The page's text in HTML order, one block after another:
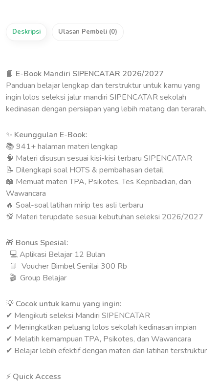
Deskripsi Ulasan Pembeli (0)
📘 E-Book Mandiri SIPENCATAR 2026/2027
Panduan belajar lengkap dan terstruktur untuk kamu yang
ingin lolos seleksi jalur mandiri SIPENCATAR sekolah
kedinasan dengan persiapan yang lebih matang dan terarah.
✨ Keunggulan E-Book:
📚 941+ halaman materi lengkap
🧠 Materi disusun sesuai kisi-kisi terbaru SIPENCATAR
📝 Dilengkapi soal HOTS & pembahasan detail
📖 Memuat materi TPA, Psikotes, Tes Kepribadian, dan
Wawancara
🔥 Soal-soal latihan mirip tes asli terbaru
💯 Materi terupdate sesuai kebutuhan seleksi 2026/2027
🎁 Bonus Spesial:
💻 Aplikasi Belajar 12 Bulan
📘 Voucher Bimbel Senilai 300 Rb
🎬 Group Belajar
💡 Cocok untuk kamu yang ingin:
✔ Mengikuti seleksi Mandiri SIPENCATAR
✔ Meningkatkan peluang lolos sekolah kedinasan impian
✔ Melatih kemampuan TPA, Psikotes, dan Wawancara
✔ Belajar lebih efektif dengan materi dan latihan terstruktur
⚡ Quick Access